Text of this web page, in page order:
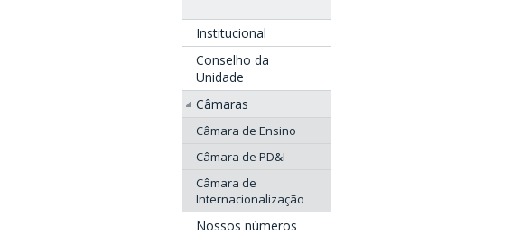
Institucional
Conselho da
Unidade
Câmaras
Câmara de Ensino
Câmara de PD&I
Câmara de
Internacionalização
Nossos números